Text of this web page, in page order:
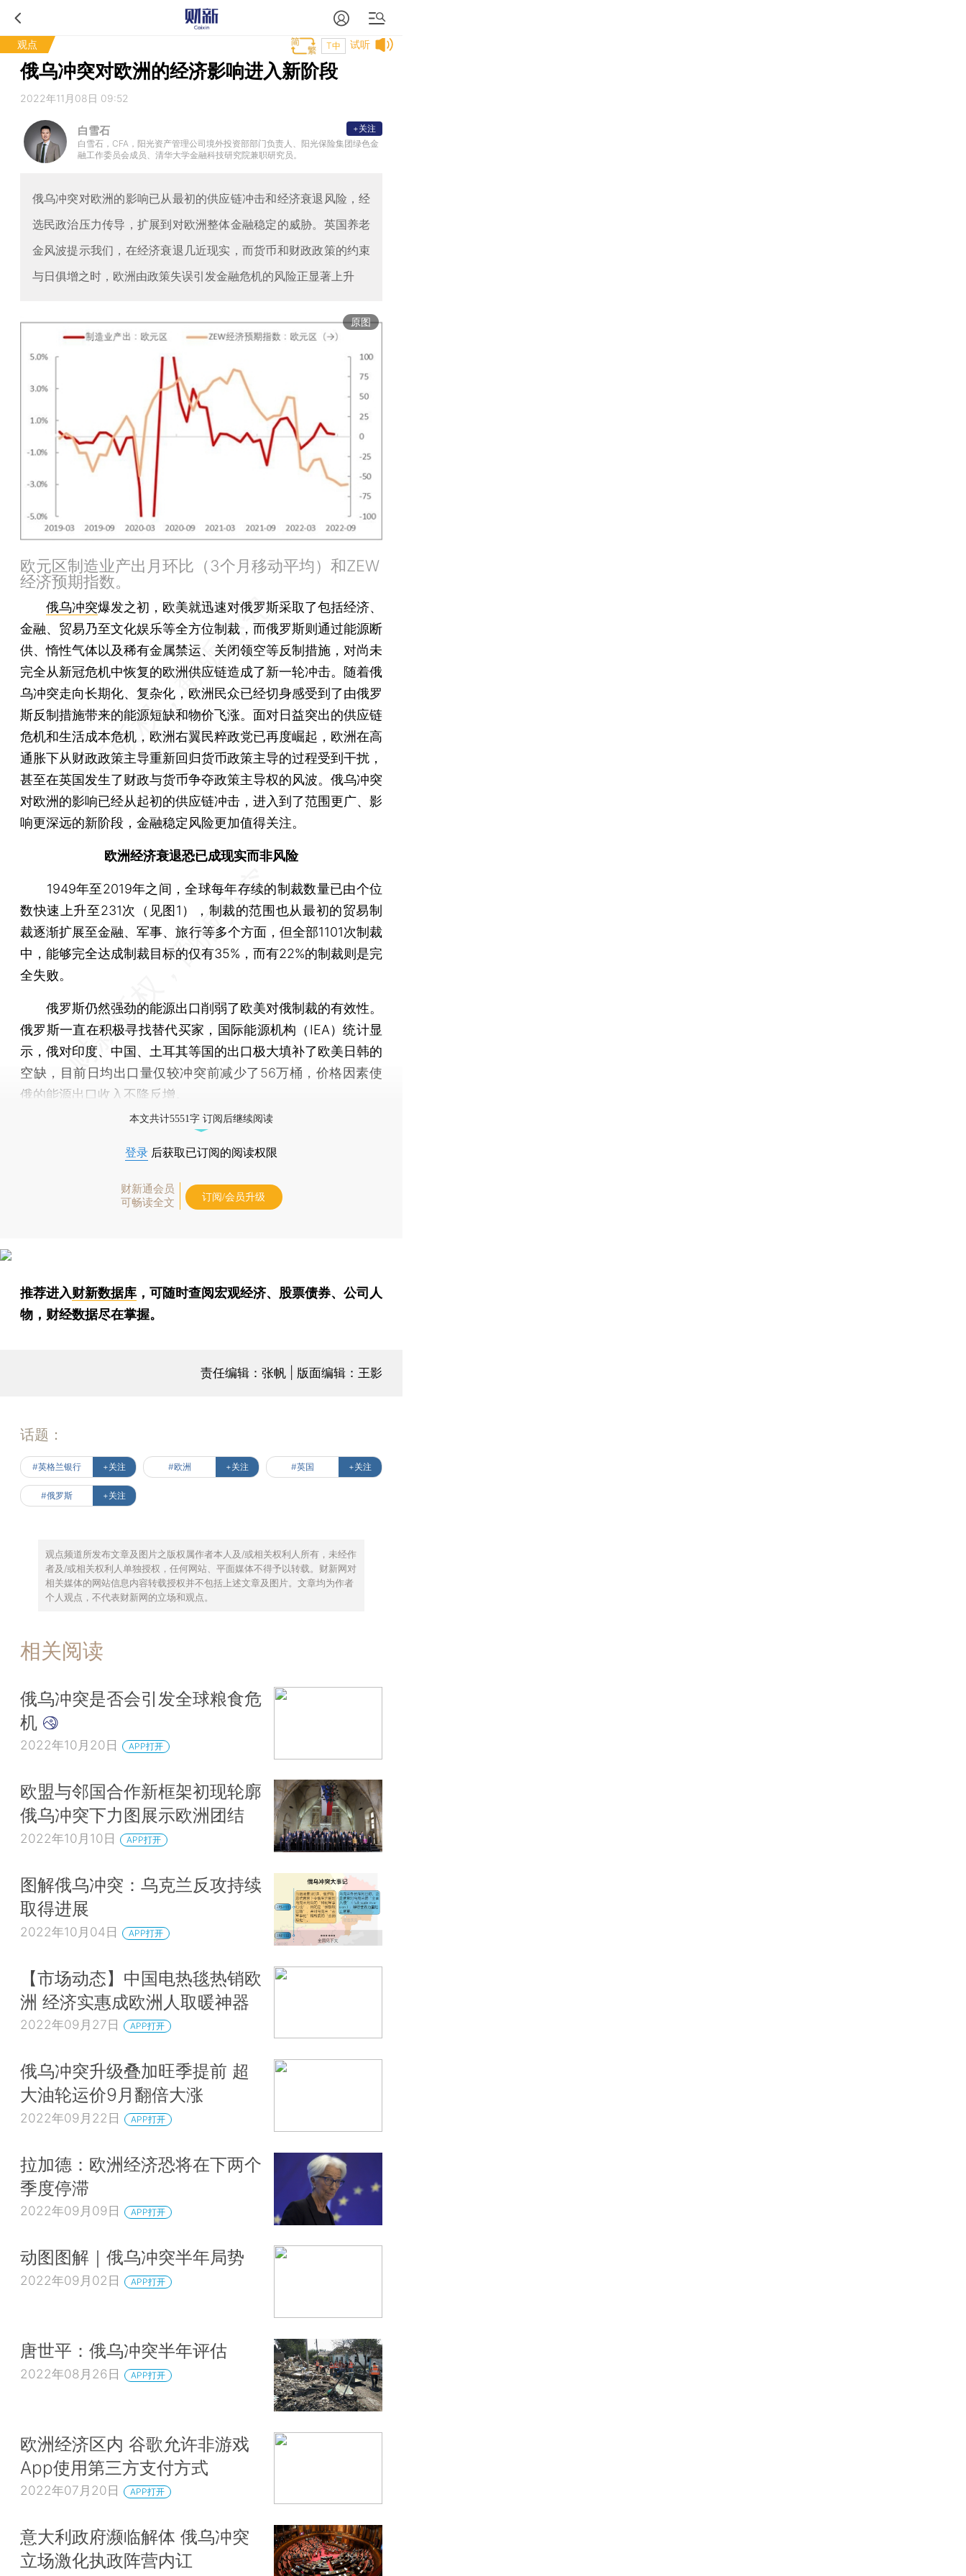
观点 试听
T中
俄乌冲突对欧洲的经济影响进入新阶段
2022年11月08日 09:52
白雪石
白雪石，CFA，阳光资产管理公司境外投资部部门负责人、阳光保险集团绿色金
融工作委员会成员、清华大学金融科技研究院兼职研究员。
+关注
俄乌冲突对欧洲的影响已从最初的供应链冲击和经济衰退风险，经
选民政治压力传导，扩展到对欧洲整体金融稳定的威胁。英国养老
金风波提示我们，在经济衰退几近现实，而货币和财政政策的约束
与日俱增之时，欧洲由政策失误引发金融危机的风险正显著上升
原图
欧元区制造业产出月环比（3个月移动平均）和ZEW
经济预期指数。
俄乌冲突爆发之初，欧美就迅速对俄罗斯采取了包括经济、
金融、贸易乃至文化娱乐等全方位制裁，而俄罗斯则通过能源断
供、惰性气体以及稀有金属禁运、关闭领空等反制措施，对尚未
完全从新冠危机中恢复的欧洲供应链造成了新一轮冲击。随着俄
乌冲突走向长期化、复杂化，欧洲民众已经切身感受到了由俄罗
斯反制措施带来的能源短缺和物价飞涨。面对日益突出的供应链
危机和生活成本危机，欧洲右翼民粹政党已再度崛起，欧洲在高
通胀下从财政政策主导重新回归货币政策主导的过程受到干扰，
甚至在英国发生了财政与货币争夺政策主导权的风波。俄乌冲突
对欧洲的影响已经从起初的供应链冲击，进入到了范围更广、影
响更深远的新阶段，金融稳定风险更加值得关注。
欧洲经济衰退恐已成现实而非风险
1949年至2019年之间，全球每年存续的制裁数量已由个位
数快速上升至231次（见图1），制裁的范围也从最初的贸易制
裁逐渐扩展至金融、军事、旅行等多个方面，但全部1101次制裁
中，能够完全达成制裁目标的仅有35%，而有22%的制裁则是完
全失败。
俄罗斯仍然强劲的能源出口削弱了欧美对俄制裁的有效性。
俄罗斯一直在积极寻找替代买家，国际能源机构（IEA）统计显
示，俄对印度、中国、土耳其等国的出口极大填补了欧美日韩的
空缺，目前日均出口量仅较冲突前减少了56万桶，价格因素使
俄的能源出口收入不降反增。
本文共计5551字 订阅后继续阅读
登录 后获取已订阅的阅读权限
财新通会员
可畅读全文
订阅/会员升级
推荐进入财新数据库 ，可随时查阅宏观经济、股票债券、公司人
物，财经数据尽在掌握。
责任编辑：张帆 | 版面编辑：王影
话题：
#英格兰银行 +关注 #欧洲 +关注 #英国 +关注
#俄罗斯 +关注
观点频道所发布文章及图片之版权属作者本人及/或相关权利人所有，未经作
者及/或相关权利人单独授权，任何网站、平面媒体不得予以转载。财新网对
相关媒体的网站信息内容转载授权并不包括上述文章及图片。文章均为作者
个人观点，不代表财新网的立场和观点。
相关阅读
俄乌冲突是否会引发全球粮食危
机
2022年10月20日 APP打开
欧盟与邻国合作新框架初现轮廓
俄乌冲突下力图展示欧洲团结
2022年10月10日 APP打开
图解俄乌冲突：乌克兰反攻持续
取得进展
2022年10月04日 APP打开
【市场动态】中国电热毯热销欧
洲 经济实惠成欧洲人取暖神器
2022年09月27日 APP打开
俄乌冲突升级叠加旺季提前 超
大油轮运价9月翻倍大涨
2022年09月22日 APP打开
拉加德：欧洲经济恐将在下两个
季度停滞
2022年09月09日 APP打开
动图图解｜俄乌冲突半年局势
2022年09月02日 APP打开
唐世平：俄乌冲突半年评估
2022年08月26日 APP打开
欧洲经济区内 谷歌允许非游戏
App使用第三方支付方式
2022年07月20日 APP打开
意大利政府濒临解体 俄乌冲突
立场激化执政阵营内讧